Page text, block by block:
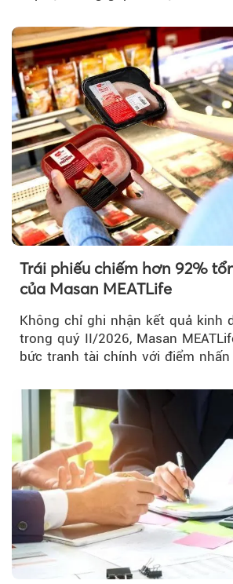
Trái phiếu chiếm hơn 92%
của Masan MEATLife
Không chỉ ghi nhận kết quả kinh
trong quý II/2026, Masan
bức tranh tài chính với điểm